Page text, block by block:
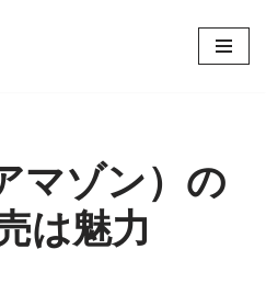
マゾン）の
は魅力